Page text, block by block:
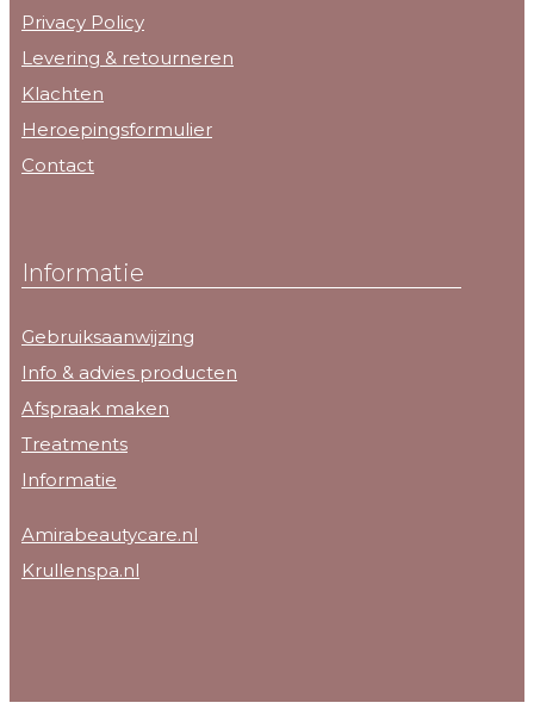
Privacy Policy
Levering & retourneren
Klachten
Heroepingsformulier
Contact
Informatie
Gebruiksaanwijzing
Info & advies producten
Afspraak maken
Treatments
Informatie
Amirabeautycare.nl
Krullenspa.nl